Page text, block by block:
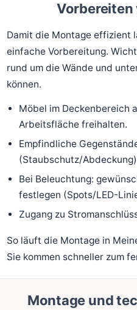
Vorbereiten
Damit die Montage effizient
einfache Vorbereitung.
rund um die Wände und
können.
Möbel im Deckenbereich
Arbeitsfläche freihalten.
Empfindliche
(Staubschutz/
Bei Beleuchtung:
festlegen (Spots/LED-
Zugang zu
So läuft die Montage in
Sie kommen schneller zum
Montage und